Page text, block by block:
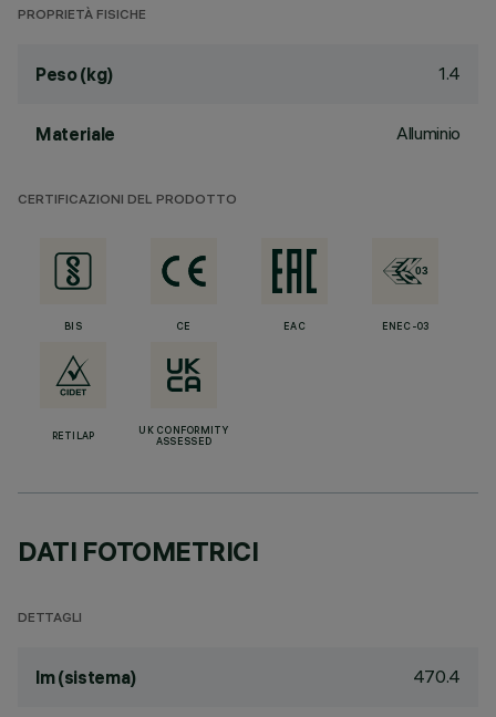
PROPRIETÀ FISICHE
Peso (kg) 1.4
Materiale Alluminio
CERTIFICAZIONI DEL PRODOTTO
BIS CE EAC ENEC-03
RETILAP
UK CONFORMITY
ASSESSED
DATI FOTOMETRICI
DETTAGLI
lm (sistema) 470.4